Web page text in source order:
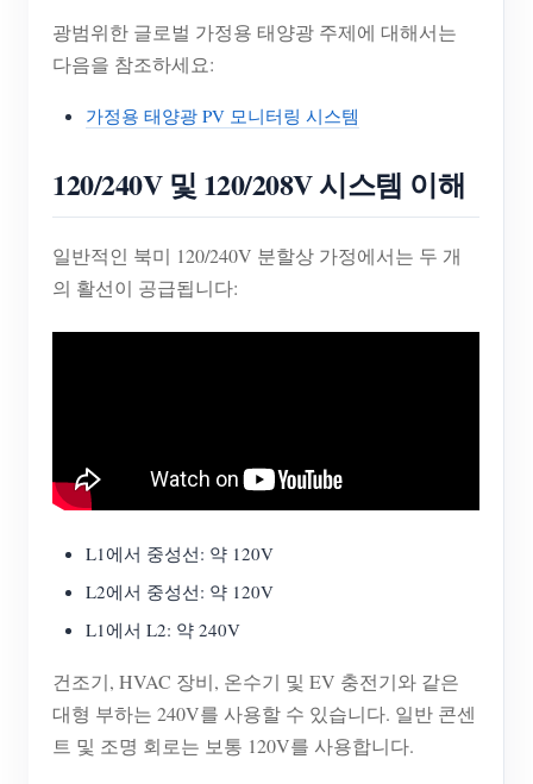
광범위한 글로벌 가정용 태양광 주제에 대해서는
다음을 참조하세요:
가정용 태양광 PV 모니터링 시스템
120/240V 및 120/208V 시스템 이해
일반적인 북미 120/240V 분할상 가정에서는 두 개
의 활선이 공급됩니다:
L1에서 중성선: 약 120V
L2에서 중성선: 약 120V
L1에서 L2: 약 240V
건조기, HVAC 장비, 온수기 및 EV 충전기와 같은
대형 부하는 240V를 사용할 수 있습니다. 일반 콘센
트 및 조명 회로는 보통 120V를 사용합니다.